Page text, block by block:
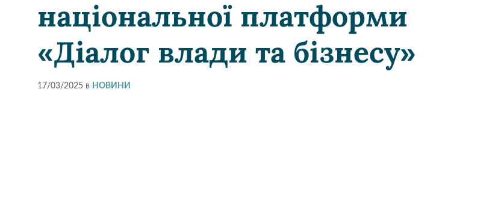
національної платформи
«Діалог влади та бізнесу»
17/03/2025 в НОВИНИ